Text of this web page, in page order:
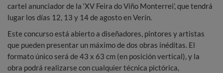
cartel anunciador de la ‘XV Feira do Viño Monterrei’, que tendrá
lugar los días 12, 13 y 14 de agosto en Verín.
Este concurso está abierto a diseñadores, pintores y artistas
que pueden presentar un máximo de dos obras inéditas. El
formato único será de 43 x 63 cm (en posición vertical), y la
obra podrá realizarse con cualquier técnica pictórica,